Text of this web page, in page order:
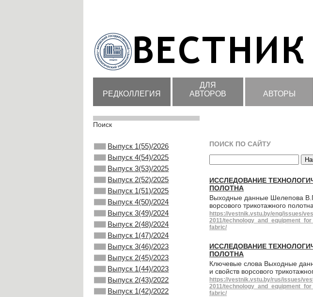
РЕДКОЛЛЕГИЯ
ДЛЯ
АВТОРОВ
АВТОРЫ
Поиск
Выпуск 1(55)/2026
Выпуск 4(54)/2025
Выпуск 3(53)/2025
Выпуск 2(52)/2025
Выпуск 1(51)/2025
Выпуск 4(50)/2024
Выпуск 3(49)/2024
Выпуск 2(48)/2024
Выпуск 1(47)/2024
Выпуск 3(46)/2023
Выпуск 2(45)/2023
Выпуск 1(44)/2023
Выпуск 2(43)/2022
Выпуск 1(42)/2022
ПОИСК ПО САЙТУ
ИССЛЕДОВАНИЕ
ПОЛОТНА
Выходные данные Шелепова
ворсового трикотажного
https://vestnik.vstu.by/eng/issues/
2011/
fabric/
ИССЛЕДОВАНИЕ
ПОЛОТНА
Ключевые слова Выходные
и свойств ворсового
https://vestnik.vstu.by/rus/issues/
2011/
fabric/